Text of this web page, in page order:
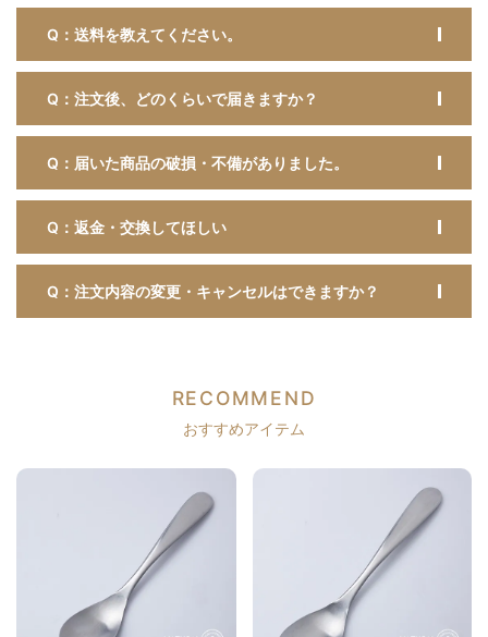
Q：送料を教えてください。
Q：注文後、どのくらいで届きますか？
Q：届いた商品の破損・不備がありました。
Q：返金・交換してほしい
Q：注文内容の変更・キャンセルはできますか？
RECOMMEND
おすすめアイテム